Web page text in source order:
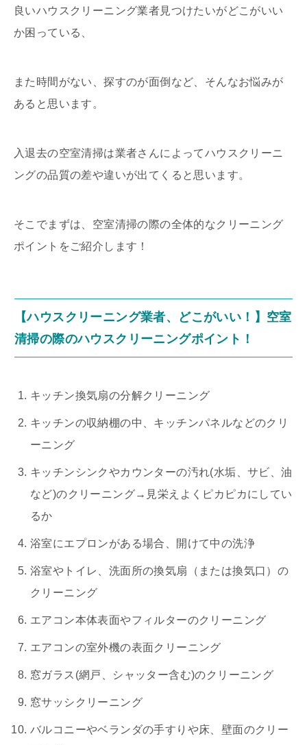
良いハウスクリーニング業者見つけたいがどこがいい
か困っている、
また時間がない、探すのが面倒など、そんなお悩みが
あると思います。
入退去の空室清掃は業者さんによってハウスクリーニ
ングの品質の差や違いが出てくると思います。
そこでまずは、空室清掃の際の全体的なクリーニング
ポイントをご紹介します！
【ハウスクリーニング業者、どこがいい！】空室
清掃の際のハウスクリーニングポイント！
キッチン換気扇の分解クリーニング
キッチンの収納棚の中、キッチンパネルなどのクリ
ーニング
キッチンシンクやカウンターの汚れ(水垢、サビ、油
など)のクリーニング→見栄えよくピカピカにしてい
るか
浴室にエプロンがある場合、開けて中の洗浄
浴室やトイレ、洗面所の換気扇（または換気口）の
クリーニング
エアコン本体表面やフィルターのクリーニング
エアコンの室外機の表面クリーニング
窓ガラス(網戸、シャッター含む)のクリーニング
窓サッシクリーニング
バルコニーやベランダの手すりや床、壁面のクリー